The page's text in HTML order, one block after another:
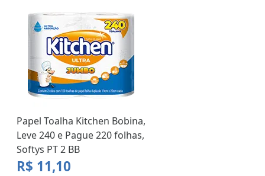
Papel Toalha Kitchen Bobina,
Leve 240 e Pague 220 folhas,
Softys PT 2 BB
R$ 11,10